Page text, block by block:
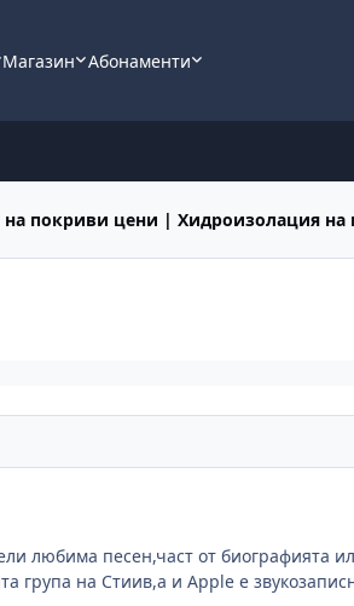
Магазин Абонаменти
покриви цени | Хидроизолация на
любима песен,част от биографията
група на Стиив,а и Apple е